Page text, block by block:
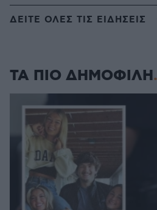
ΔΕΙΤΕ ΟΛΕΣ ΤΙΣ ΕΙΔΗΣΕΙΣ
ΤΑ ΠΙΟ ΔΗΜΟΦΙΛΗ